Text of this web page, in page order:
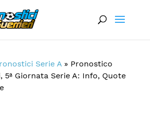
Serie A» Pronostico
5ª Giornata Serie A: Info, Quote